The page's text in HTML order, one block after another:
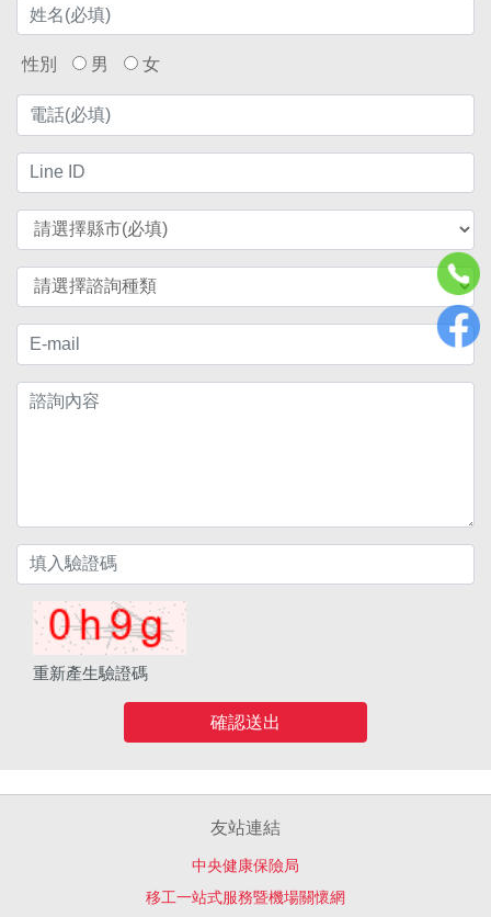
性別 男 女
重新產生驗證碼
確認送出
友站連結
中央健康保險局
移工一站式服務暨機場關懷網